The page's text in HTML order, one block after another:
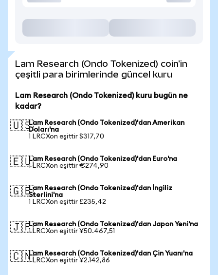
Lam Research (Ondo Tokenized) coin'in
çeşitli para birimlerinde güncel kuru
Lam Research (Ondo Tokenized) kuru bugün ne
kadar?
🇺🇸Lam Research (Ondo Tokenized)'dan Amerikan
Doları'na
1 LRCXon eşittir $317,70
🇪🇺Lam Research (Ondo Tokenized)'dan Euro'na
1 LRCXon eşittir €274,90
🇬🇧Lam Research (Ondo Tokenized)'dan İngiliz
Sterlini'na
1 LRCXon eşittir £235,42
🇯🇵Lam Research (Ondo Tokenized)'dan Japon Yeni'na
1 LRCXon eşittir ¥50.467,51
🇨🇳Lam Research (Ondo Tokenized)'dan Çin Yuanı'na
1 LRCXon eşittir ¥2.142,86